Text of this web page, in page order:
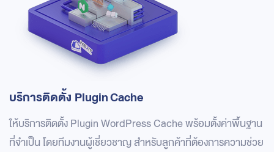
บริการติดตั้ง PluginCache
ให้บริการติดตั้ง Plugin WordPress Cache พร้อมตั้งค่าพื้นฐาน
ที่จำเป็น โดยทีมงานผู้เชี่ยวชาญ สำหรับลูกค้าที่ต้องการความช่วย